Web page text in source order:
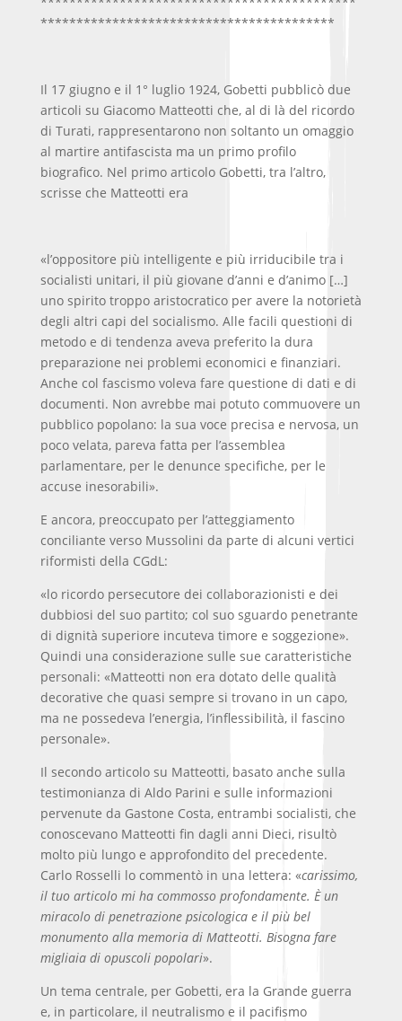
*****************************************
Il 17 giugno e il 1° luglio 1924, Gobetti pubblicò due
articoli su Giacomo Matteotti che, al di là del ricordo
di Turati, rappresentarono non soltanto un omaggio
al martire antifascista ma un primo profilo
biografico. Nel primo articolo Gobetti, tra l’altro,
scrisse che Matteotti era
«l’oppositore più intelligente e più irriducibile tra i
socialisti unitari, il più giovane d’anni e d’animo […]
uno spirito troppo aristocratico per avere la notorietà
degli altri capi del socialismo. Alle facili questioni di
metodo e di tendenza aveva preferito la dura
preparazione nei problemi economici e finanziari.
Anche col fascismo voleva fare questione di dati e di
documenti. Non avrebbe mai potuto commuovere un
pubblico popolano: la sua voce precisa e nervosa, un
poco velata, pareva fatta per l’assemblea
parlamentare, per le denunce specifiche, per le
accuse inesorabili».
E ancora, preoccupato per l’atteggiamento
conciliante verso Mussolini da parte di alcuni vertici
riformisti della CGdL:
«lo ricordo persecutore dei collaborazionisti e dei
dubbiosi del suo partito; col suo sguardo penetrante
di dignità superiore incuteva timore e soggezione».
Quindi una considerazione sulle sue caratteristiche
personali: «Matteotti non era dotato delle qualità
decorative che quasi sempre si trovano in un capo,
ma ne possedeva l’energia, l’inflessibilità, il fascino
personale».
Il secondo articolo su Matteotti, basato anche sulla
testimonianza di Aldo Parini e sulle informazioni
pervenute da Gastone Costa, entrambi socialisti, che
conoscevano Matteotti fin dagli anni Dieci, risultò
molto più lungo e approfondito del precedente.
Carlo Rosselli lo commentò in una lettera: «carissimo,
il tuo articolo mi ha commosso profondamente. È un
miracolo di penetrazione psicologica e il più bel
monumento alla memoria di Matteotti. Bisogna fare
migliaia di opuscoli popolari».
Un tema centrale, per Gobetti, era la Grande guerra
e, in particolare, il neutralismo e il pacifismo